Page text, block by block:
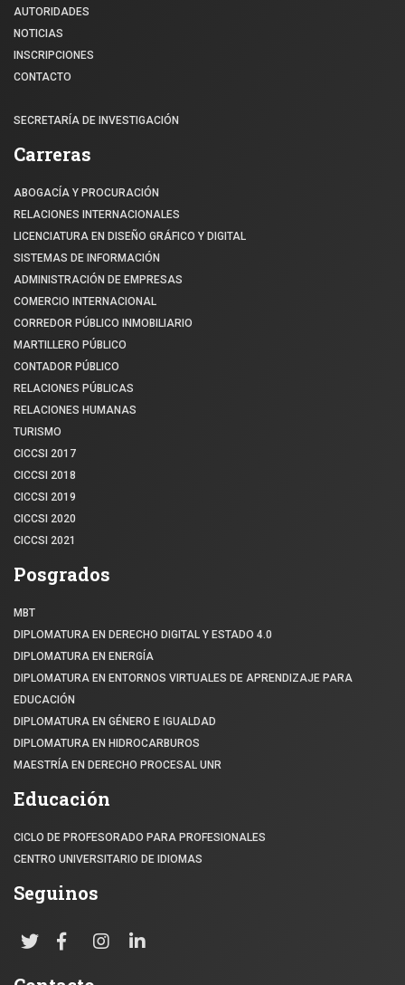
AUTORIDADES
NOTICIAS
INSCRIPCIONES
CONTACTO
SECRETARÍA DE INVESTIGACIÓN
Carreras
ABOGACÍA Y PROCURACIÓN
RELACIONES INTERNACIONALES
LICENCIATURA EN DISEÑO GRÁFICO Y DIGITAL
SISTEMAS DE INFORMACIÓN
ADMINISTRACIÓN DE EMPRESAS
COMERCIO INTERNACIONAL
CORREDOR PÚBLICO INMOBILIARIO
MARTILLERO PÚBLICO
CONTADOR PÚBLICO
RELACIONES PÚBLICAS
RELACIONES HUMANAS
TURISMO
CICCSI 2017
CICCSI 2018
CICCSI 2019
CICCSI 2020
CICCSI 2021
Posgrados
MBT
DIPLOMATURA EN DERECHO DIGITAL Y ESTADO 4.0
DIPLOMATURA EN ENERGÍA
DIPLOMATURA EN ENTORNOS VIRTUALES DE APRENDIZAJE PARA
EDUCACIÓN
DIPLOMATURA EN GÉNERO E IGUALDAD
DIPLOMATURA EN HIDROCARBUROS
MAESTRÍA EN DERECHO PROCESAL UNR
Educación
CICLO DE PROFESORADO PARA PROFESIONALES
CENTRO UNIVERSITARIO DE IDIOMAS
Seguinos